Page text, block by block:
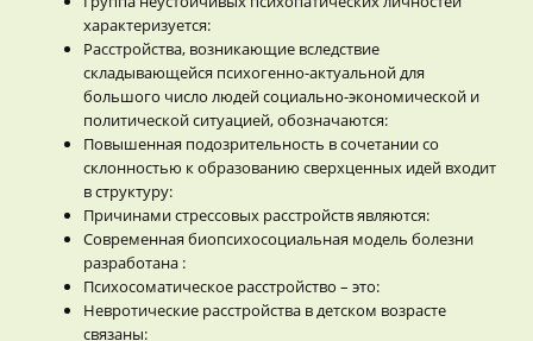
характеризуется:
Расстройства, возникающие вследствие
складывающейся психогенно-актуальной для
большого число людей социально-экономической и
политической ситуацией, обозначаются:
Повышенная подозрительность в сочетании со
склонностью к образованию сверхценных идей входит
в структуру:
Причинами стрессовых расстройств являются:
Современная биопсихосоциальная модель болезни
разработана :
Психосоматическое расстройство – это:
Невротические расстройства в детском возрасте
связаны: